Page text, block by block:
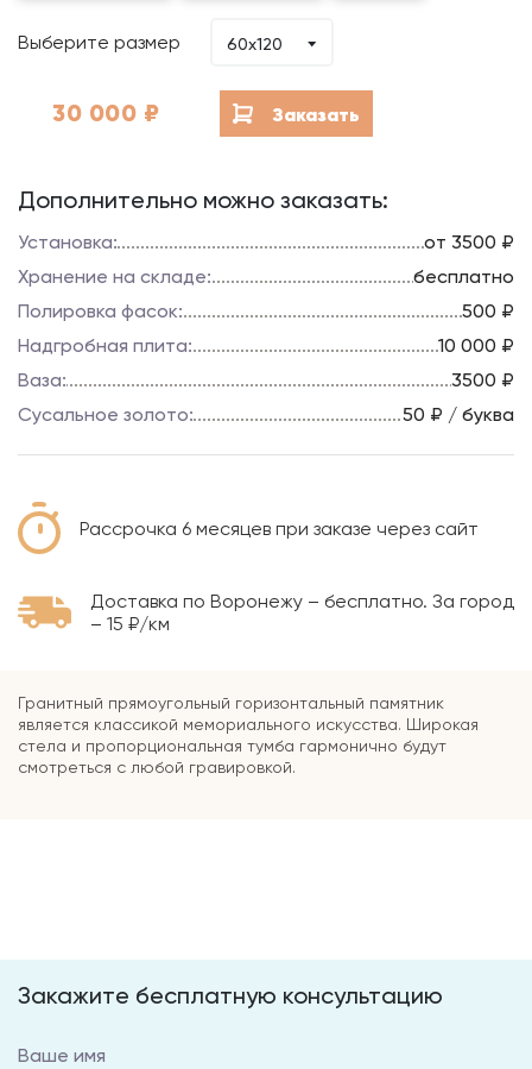
Выберите размер 60x120
30 000 ₽ Заказать
Дополнительно можно заказать:
Установка:
от 3500 ₽
Хранение на складе:
бесплатно
Полировка фасок:
500 ₽
Надгробная плита:
10 000 ₽
Ваза:
3500 ₽
Сусальное золото:
50 ₽ / буква
Рассрочка 6 месяцев при заказе через сайт
Доставка по Воронежу – бесплатно. За город
– 15 ₽/км
Гранитный прямоугольный горизонтальный памятник
является классикой мемориального искусства. Широкая
стела и пропорциональная тумба гармонично будут
смотреться с любой гравировкой.
Закажите бесплатную консультацию
Ваше имя